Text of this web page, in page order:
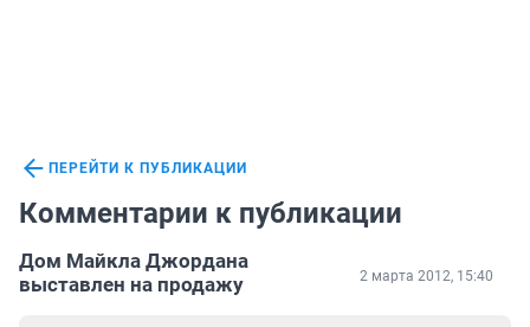
ПЕРЕЙТИ К ПУБЛИКАЦИИ
Комментарии к публикации
Дом Майкла Джордана
выставлен на продажу
2 марта 2012, 15:40